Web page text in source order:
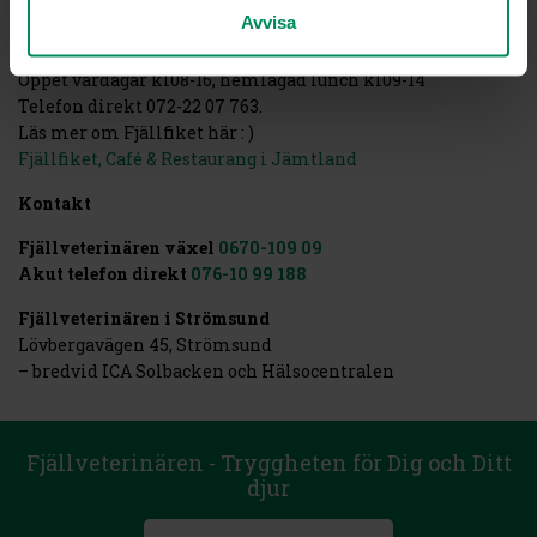
Avvisa
Fjällfiket
Öppet vardagar kl08-16, hemlagad lunch kl09-14
Telefon direkt 072-22 07 763.
Läs mer om Fjällfiket här : )
Fjällfiket, Café & Restaurang i Jämtland
Kontakt
Fjällveterinären växel 0670-109 09
Akut telefon direkt 076-10 99 188
Fjällveterinären i Strömsund
Lövbergavägen 45, Strömsund
– bredvid ICA Solbacken och Hälsocentralen
Fjällveterinären - Tryggheten för Dig och Ditt
djur